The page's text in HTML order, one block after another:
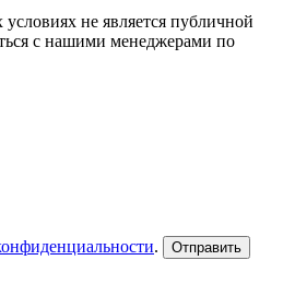
не является публичной
с нашими менеджерами по
.